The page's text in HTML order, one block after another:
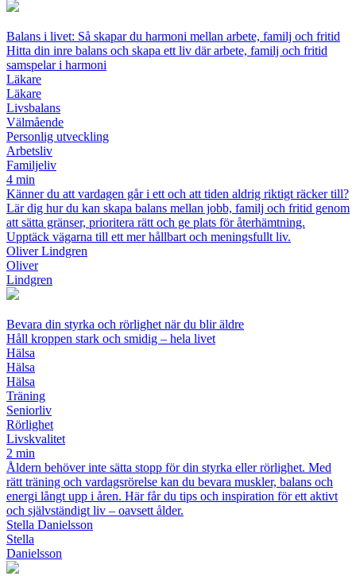
Balans i livet: Så skapar du harmoni mellan arbete, familj och fritid
Hitta din inre balans och skapa ett liv där arbete, familj och fritid
samspelar i harmoni
Läkare
Läkare
Livsbalans
Välmående
Personlig utveckling
Arbetsliv
Familjeliv
4 min
Känner du att vardagen går i ett och att tiden aldrig riktigt räcker till?
Lär dig hur du kan skapa balans mellan jobb, familj och fritid genom
att sätta gränser, prioritera rätt och ge plats för återhämtning.
Upptäck vägarna till ett mer hållbart och meningsfullt liv.
Oliver Lindgren
Oliver
Lindgren
Bevara din styrka och rörlighet när du blir äldre
Håll kroppen stark och smidig – hela livet
Hälsa
Hälsa
Hälsa
Träning
Seniorliv
Rörlighet
Livskvalitet
2 min
Åldern behöver inte sätta stopp för din styrka eller rörlighet. Med
rätt träning och vardagsrörelse kan du bevara muskler, balans och
energi långt upp i åren. Här får du tips och inspiration för ett aktivt
och självständigt liv – oavsett ålder.
Stella Danielsson
Stella
Danielsson